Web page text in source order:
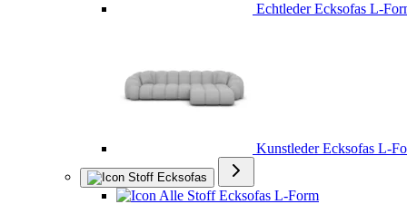
Echtleder Ecksofas L-
Kunstleder Ecksofas L-
Stoff Ecksofas
Alle Stoff Ecksofas L-Form